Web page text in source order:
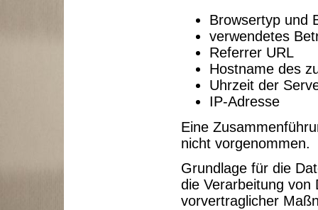
Browsertyp und
verwendetes
Referrer URL
Hostname des
Uhrzeit der
IP-Adresse
Eine
nicht vorgenommen.
Grundlage für die
die Verarbeitung von
vorvertraglicher